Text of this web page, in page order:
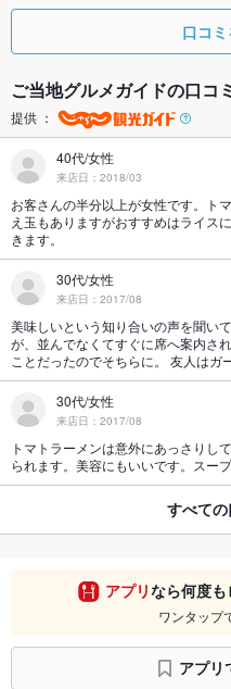
口コ
ご当地グルメガイドの口コ
提供 ：
40代/女性
来店日：2018/03
お客さんの半分以上が女性です。ト
え玉もありますがおすすめはライス
きます。
30代/女性
来店日：2017/08
美味しいという知り合いの声を聞い
が、並んでなくてすぐに席へ案内さ
ことだったのでそちらに。 友人は
30代/女性
来店日：2017/08
トマトラーメンは意外にあっさりし
られます。美容にもいいです。スー
すべて
アプリなら何度も
ワンタップ
アプリ